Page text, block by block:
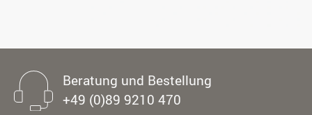
Beratung und Bestellung
+49 (0)89 9210 470